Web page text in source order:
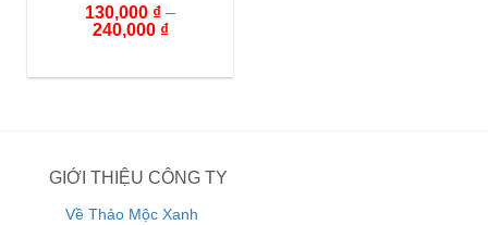
130,000 ₫ –
240,000 ₫
GIỚI THIỆU CÔNG TY
Về Thảo Mộc Xanh